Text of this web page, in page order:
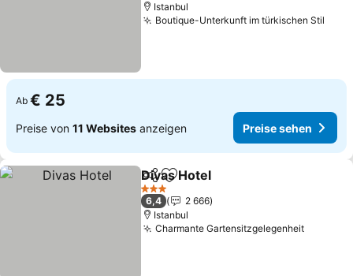
Istanbul
Boutique-Unterkunft im türkischen Stil
Ab € 25
Preise von 11 Websites anzeigen Preise sehen
TeilenZu Favoriten hinzufügen
Divas Hotel
3 Sterne
6,4
2 666
Istanbul
Charmante Gartensitzgelegenheit